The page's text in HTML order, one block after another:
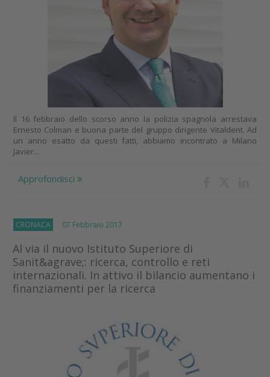
Il 16 febbraio dello scorso anno la polizia spagnola arrestava
Ernesto Colman e buona parte del gruppo dirigente Vitaldent. Ad
un anno esatto da questi fatti, abbiamo incontrato a Milano
Javier...
Approfondisci
CRONACA 07 Febbraio 2017
Al via il nuovo Istituto Superiore di
Sanit&agrave;: ricerca, controllo e reti
internazionali. In attivo il bilancio aumentano i
finanziamenti per la ricerca